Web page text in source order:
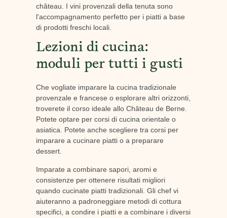
château. I vini provenzali della tenuta sono
l'accompagnamento perfetto per i piatti a base
di prodotti freschi locali.
Lezioni di cucina:
moduli per tutti i gusti
Che vogliate imparare la cucina tradizionale
provenzale e francese o esplorare altri orizzonti,
troverete il corso ideale allo Château de Berne.
Potete optare per corsi di cucina orientale o
asiatica. Potete anche scegliere tra corsi per
imparare a cucinare piatti o a preparare
dessert.
Imparate a combinare sapori, aromi e
consistenze per ottenere risultati migliori
quando cucinate piatti tradizionali. Gli chef vi
aiuteranno a padroneggiare metodi di cottura
specifici, a condire i piatti e a combinare i diversi